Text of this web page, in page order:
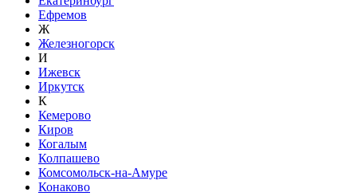
Ефремов
Ж
Железногорск
И
Ижевск
Иркутск
К
Кемерово
Киров
Когалым
Колпашево
Комсомольск-на-Амуре
Конаково